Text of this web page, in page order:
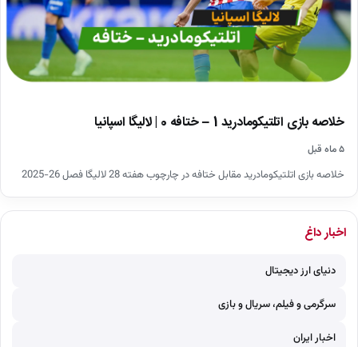
خلاصه بازی اتلتیکومادرید 1 – ختافه 0 | لالیگا اسپانیا
۵ ماه قبل
خلاصه بازی اتلتیکومادرید مقابل ختافه در چارچوب هفته 28 لالیگا فصل 26-2025
اخبار داغ
دنیای ارز دیجیتال
سرگرمی و فیلم، سریال و بازی
اخبار ایران